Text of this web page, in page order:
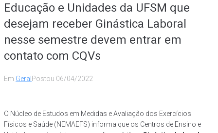
Educação e Unidades da UFSM que
desejam receber Ginástica Laboral
nesse semestre devem entrar em
contato com CQVs
Em Geral Postou 06/04/2022
O Núcleo de Estudos em Medidas e Avaliação dos Exercícios
Físicos e Saúde (NEMAEFS) informa que os Centros de Ensino e